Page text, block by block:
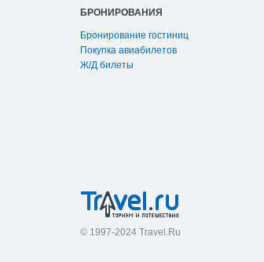
БРОНИРОВАНИЯ
Бронирование гостиниц
Покупка авиабилетов
Ж/Д билеты
© 1997-2024 Travel.Ru